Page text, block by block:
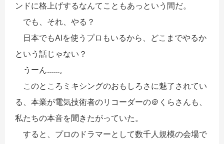
ンドに格上げするなんてこともあっという間だ。
でも、それ、やる？
日本でもAIを使うプロもいるから、どこまでやるか
という話じゃない？
うーん......。
このところミキシングのおもしろさに魅了されてい
る、本業が電気技術者のリコーダーの＠くらさんも、
私たちの本音を聞きたがっていた。
すると、プロのドラマーとして数千人規模の会場で